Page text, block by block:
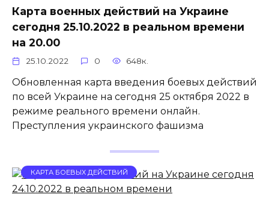
Карта военных действий на Украине
сегодня 25.10.2022 в реальном времени
на 20.00
25.10.2022 0 648к.
Обновленная карта введения боевых действий
по всей Украине на сегодня 25 октября 2022 в
режиме реального времени онлайн.
Преступления украинского фашизма
КАРТА БОЕВЫХ ДЕЙСТВИЙ